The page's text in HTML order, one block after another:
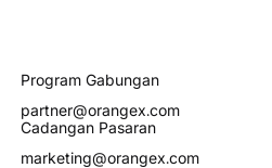
Program Gabungan
partner@orangex.com
Cadangan Pasaran
marketing@orangex.com